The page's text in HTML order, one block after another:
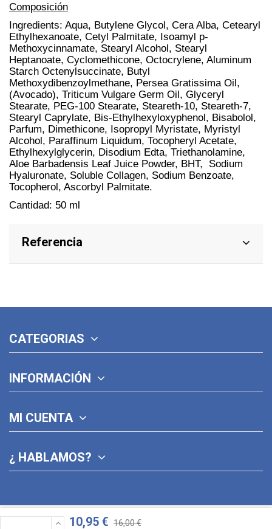
10,95 € 16,00 €
Composición
Ingredients: Aqua, Butylene Glycol, Cera Alba, Cetearyl
Ethylhexanoate, Cetyl Palmitate, Isoamyl p-
Methoxycinnamate, Stearyl Alcohol, Stearyl
Heptanoate, Cyclomethicone, Octocrylene, Aluminum
Starch Octenylsuccinate, Butyl
Methoxydibenzoylmethane, Persea Gratissima Oil,
(Avocado), Triticum Vulgare Germ Oil, Glyceryl
Stearate, PEG-100 Stearate, Steareth-10, Steareth-7,
Stearyl Caprylate, Bis-Ethylhexyloxyphenol, Bisabolol,
Parfum, Dimethicone, Isopropyl Myristate, Myristyl
Alcohol, Paraffinum Liquidum, Tocopheryl Acetate,
Ethylhexylglycerin, Disodium Edta, Triethanolamine,
Aloe Barbadensis Leaf Juice Powder, BHT, Sodium
Hyaluronate, Soluble Collagen, Sodium Benzoate,
Tocopherol, Ascorbyl Palmitate.
Cantidad: 50 ml
Referencia
CATEGORIAS
INFORMACIÓN
MI CUENTA
¿ HABLAMOS?